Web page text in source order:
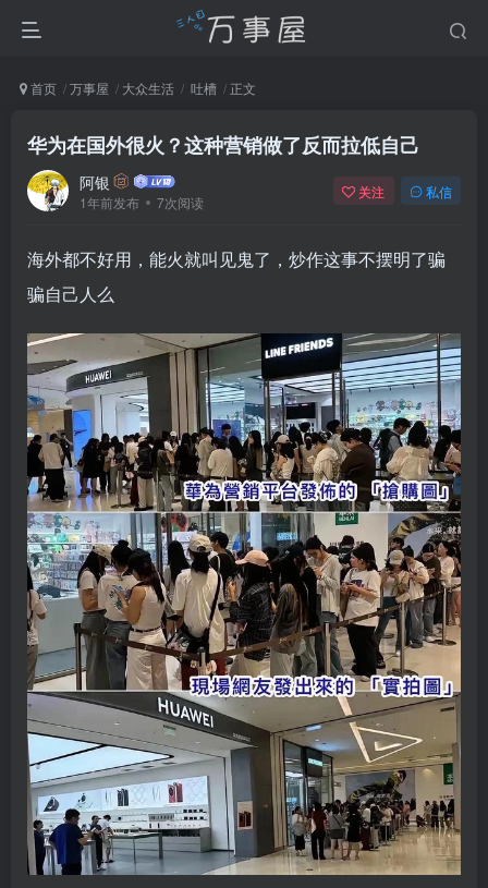
首页 万事屋 大众生活 吐槽 正文
华为在国外很火？这种营销做了反而拉低自己
阿银
1年前发布 7次阅读
关注 私信
海外都不好用，能火就叫见鬼了，炒作这事不摆明了骗
骗自己人么